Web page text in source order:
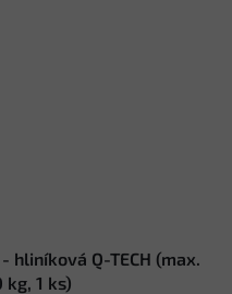
Q-TECH (max.
kg, 1 ks)